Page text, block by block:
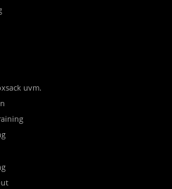
uvm.